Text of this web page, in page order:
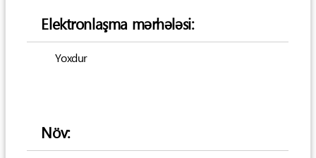
Elektronlaşma mərhələsi:
Yoxdur
Növ: